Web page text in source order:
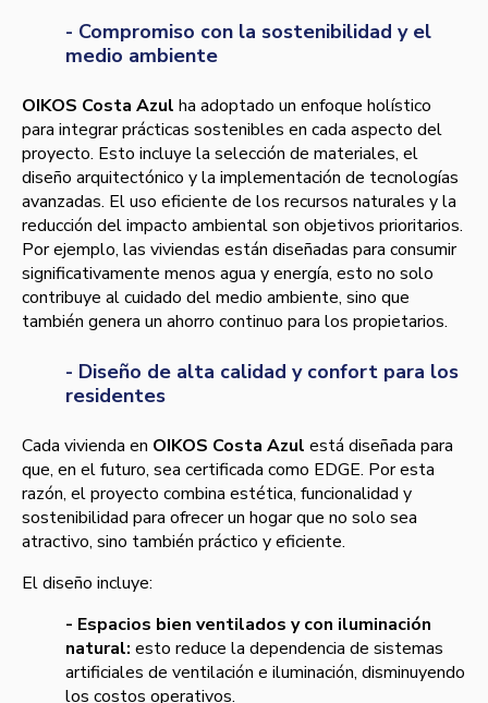
- Compromiso con la sostenibilidad y el
medio ambiente
OIKOS Costa Azul ha adoptado un enfoque holístico
para integrar prácticas sostenibles en cada aspecto del
proyecto. Esto incluye la selección de materiales, el
diseño arquitectónico y la implementación de tecnologías
avanzadas. El uso eficiente de los recursos naturales y la
reducción del impacto ambiental son objetivos prioritarios.
Por ejemplo, las viviendas están diseñadas para consumir
significativamente menos agua y energía, esto no solo
contribuye al cuidado del medio ambiente, sino que
también genera un ahorro continuo para los propietarios.
- Diseño de alta calidad y confort para los
residentes
Cada vivienda en OIKOS Costa Azul está diseñada para
que, en el futuro, sea certificada como EDGE. Por esta
razón, el proyecto combina estética, funcionalidad y
sostenibilidad para ofrecer un hogar que no solo sea
atractivo, sino también práctico y eficiente.
El diseño incluye:
- Espacios bien ventilados y con iluminación
natural: esto reduce la dependencia de sistemas
artificiales de ventilación e iluminación, disminuyendo
los costos operativos.